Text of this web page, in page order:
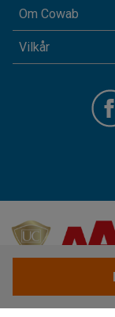
Om Cowab
Vilkår